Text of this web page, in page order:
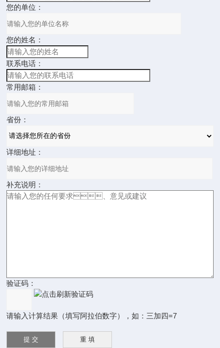
您的单位：
您的姓名：
联系电话：
常用邮箱：
省份：
详细地址：
补充说明：
验证码：
请输入计算结果（填写阿拉伯数字），如：三加四=7